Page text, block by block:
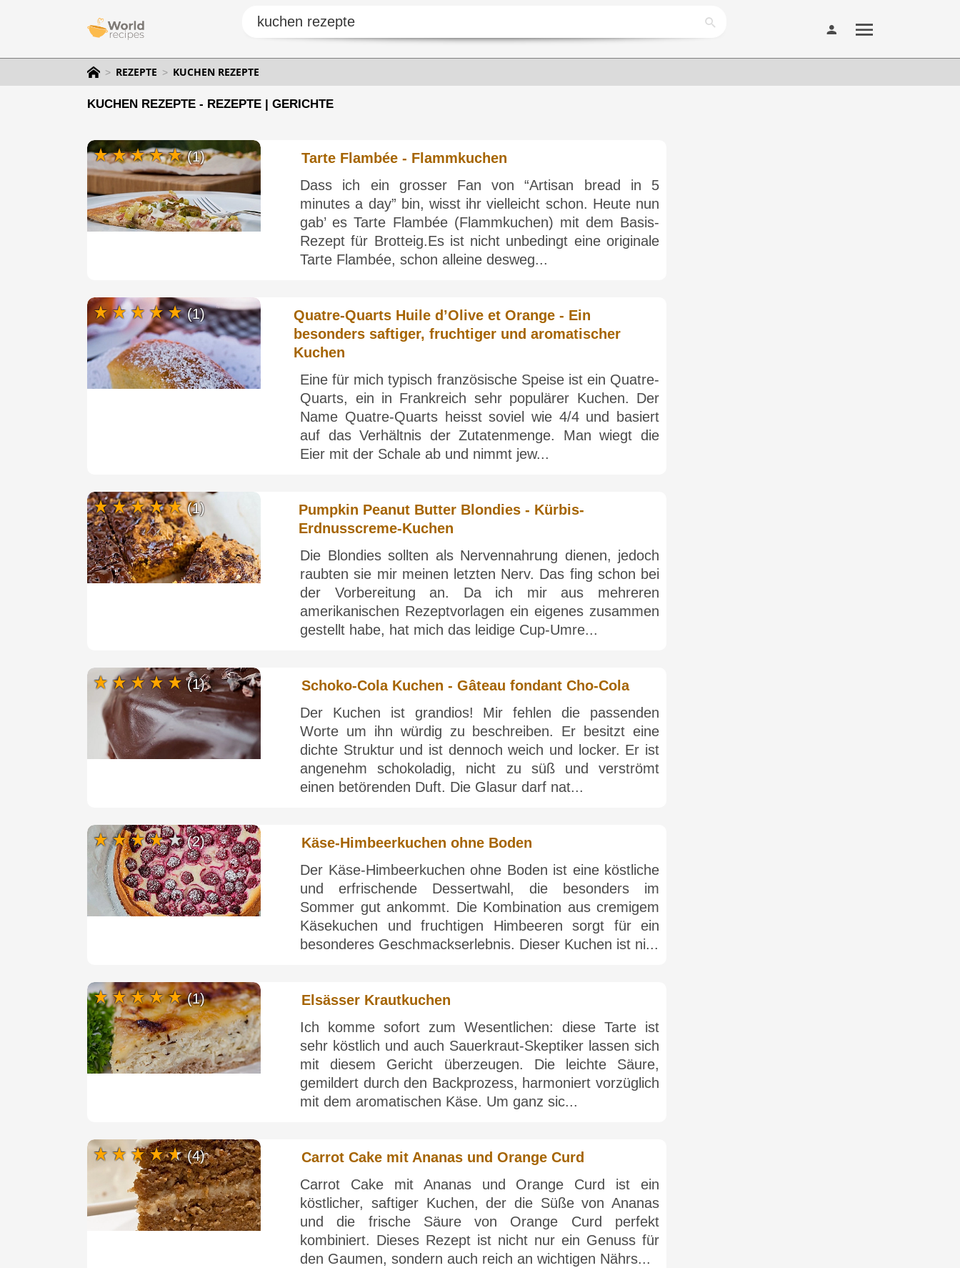
REZEPTE KUCHEN REZEPTE
KUCHEN REZEPTE - REZEPTE | GERICHTE
Tarte Flambée - Flammkuchen
Dass ich ein grosser Fan von “Artisan bread in 5
minutes a day” bin, wisst ihr vielleicht schon. Heute nun
gab’ es Tarte Flambée (Flammkuchen) mit dem Basis-
Rezept für Brotteig.Es ist nicht unbedingt eine originale
Tarte Flambée, schon alleine desweg...
(1)
Quatre-Quarts Huile d’Olive et Orange - Ein
besonders saftiger, fruchtiger und aromatischer
Kuchen
Eine für mich typisch französische Speise ist ein Quatre-
Quarts, ein in Frankreich sehr populärer Kuchen. Der
Name Quatre-Quarts heisst soviel wie 4/4 und basiert
auf das Verhältnis der Zutatenmenge. Man wiegt die
Eier mit der Schale ab und nimmt jew...
(1)
Pumpkin Peanut Butter Blondies - Kürbis-
Erdnusscreme-Kuchen
Die Blondies sollten als Nervennahrung dienen, jedoch
raubten sie mir meinen letzten Nerv. Das fing schon bei
der Vorbereitung an. Da ich mir aus mehreren
amerikanischen Rezeptvorlagen ein eigenes zusammen
gestellt habe, hat mich das leidige Cup-Umre...
(1)
Schoko-Cola Kuchen - Gâteau fondant Cho-Cola
Der Kuchen ist grandios! Mir fehlen die passenden
Worte um ihn würdig zu beschreiben. Er besitzt eine
dichte Struktur und ist dennoch weich und locker. Er ist
angenehm schokoladig, nicht zu süß und verströmt
einen betörenden Duft. Die Glasur darf nat...
(1)
Käse-Himbeerkuchen ohne Boden
Der Käse-Himbeerkuchen ohne Boden ist eine köstliche
und erfrischende Dessertwahl, die besonders im
Sommer gut ankommt. Die Kombination aus cremigem
Käsekuchen und fruchtigen Himbeeren sorgt für ein
besonderes Geschmackserlebnis. Dieser Kuchen ist ni...
(2)
Elsässer Krautkuchen
Ich komme sofort zum Wesentlichen: diese Tarte ist
sehr köstlich und auch Sauerkraut-Skeptiker lassen sich
mit diesem Gericht überzeugen. Die leichte Säure,
gemildert durch den Backprozess, harmoniert vorzüglich
mit dem aromatischen Käse. Um ganz sic...
(1)
Carrot Cake mit Ananas und Orange Curd
Carrot Cake mit Ananas und Orange Curd ist ein
köstlicher, saftiger Kuchen, der die Süße von Ananas
und die frische Säure von Orange Curd perfekt
kombiniert. Dieses Rezept ist nicht nur ein Genuss für
den Gaumen, sondern auch reich an wichtigen Nährs...
(4)